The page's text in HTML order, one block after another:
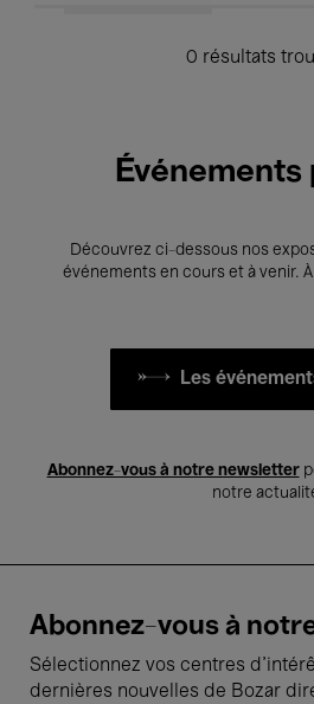
0 résultats
Événements
Découvrez ci-dessous nos
événements en cours et à venir.
Les
Abonnez-vous à notre newsletter
notre
Abonnez-vous à
Sélectionnez vos centres
dernières nouvelles de Bozar